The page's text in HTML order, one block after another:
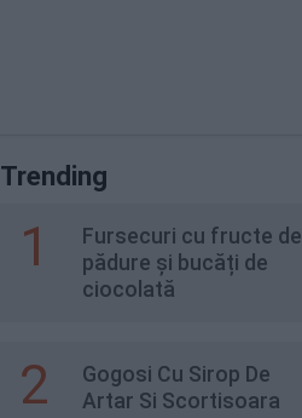
Trending
1
Fursecuri cu fructe de
pădure și bucăți de
ciocolată
2
Gogosi Cu Sirop De
Artar Si Scortisoara